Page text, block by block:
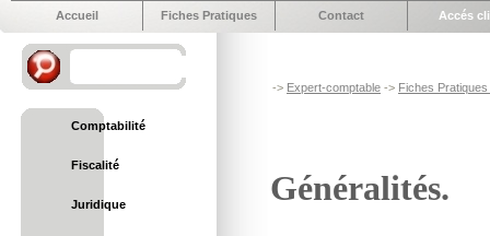
Accueil Fiches Pratiques Contact Accés
Comptabilité
Fiscalité
Juridique
-> Expert-comptable -> Fiches
Généralités.